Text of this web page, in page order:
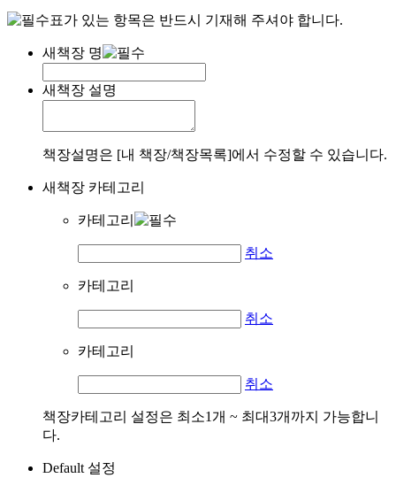
표가 있는 항목은 반드시 기재해 주셔야 합니다.
새책장 명
새책장 설명
책장설명은 [내 책장/책장목록]에서 수정할 수 있습니다.
새책장 카테고리
카테고리
취소
카테고리
취소
카테고리
취소
책장카테고리 설정은 최소1개 ~ 최대3개까지 가능합니
다.
Default 설정